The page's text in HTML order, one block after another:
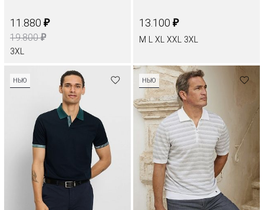
11.880 ₽
19.800₽
3XL
13.100 ₽
M XL XXL 3XL
НЬЮ НЬЮ